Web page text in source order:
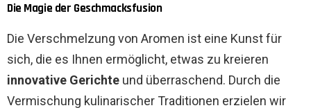
Die Magie der Geschmacksfusion
Die Verschmelzung von Aromen ist eine Kunst für
sich, die es Ihnen ermöglicht, etwas zu kreieren
innovative Gerichte und überraschend. Durch die
Vermischung kulinarischer Traditionen erzielen wir